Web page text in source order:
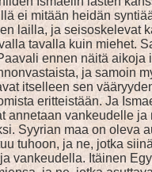
ei mitään heidän
lailla, ja seisoskelevat
tavalla kuin miehet.
ennen näitä
ja samoin
itselleen sen
eritteistään. Ja
vankeudelle
Syyrian maa on oleva
tuhoon, ja ne, jotka
vankeudella. Itäinen